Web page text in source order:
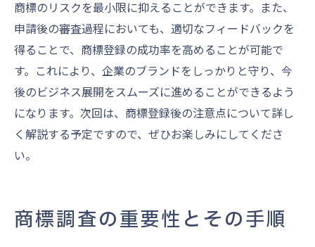
商標のリスクを最小限に抑えることができます。また、
申請後の審査過程においても、適切なフィードバックを
得ることで、商標登録の成功率を高めることが可能で
す。これにより、企業のブランドをしっかりと守り、今
後のビジネス展開をスムーズに進めることができるよう
になります。次回は、商標登録後の注意点について詳し
く解説する予定ですので、ぜひお楽しみにしてくださ
い。
商標調査の重要性とその手順